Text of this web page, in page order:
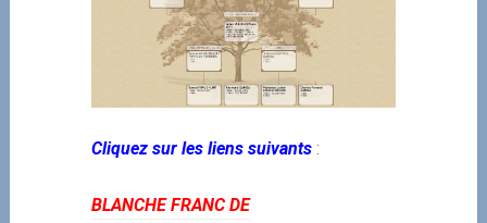
Cliquez sur les liens suivants :
BLANCHE FRANC DE